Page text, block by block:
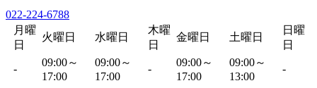
022-224-6788
月曜
日
火曜日 水曜日
木曜
日
金曜日 土曜日
日曜
日
-
09:00～
17:00
09:00～
17:00
-
09:00～
17:00
09:00～
13:00
-